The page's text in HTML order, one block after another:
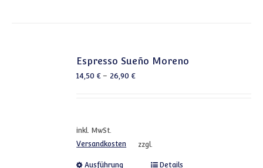
Espresso Sueño Moreno
14,50€– 26,90€
inkl. MwSt.
zzgl.
Versandkosten
Ausführung
Dieses Produkt weist
Details